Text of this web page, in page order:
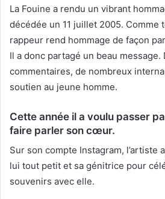
La Fouine a rendu un vibrant
décédée un 11 juillet 2005. Comme
rappeur rend hommage de façon
Il a donc partagé un beau message.
commentaires, de nombreux
soutien au jeune homme.
Cette année il a voulu passer
faire parler son cœur.
Sur son compte Instagram, l’artiste
lui tout petit et sa génitrice pour
souvenirs avec elle.